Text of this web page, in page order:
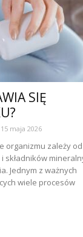
SIĘ
15 maja 2026
organizmu zależy od
składników
Jednym z ważnych
wiele procesów